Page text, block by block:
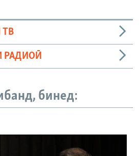
РАДИОӢ
бинед: